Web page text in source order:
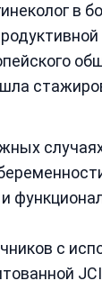
в
с